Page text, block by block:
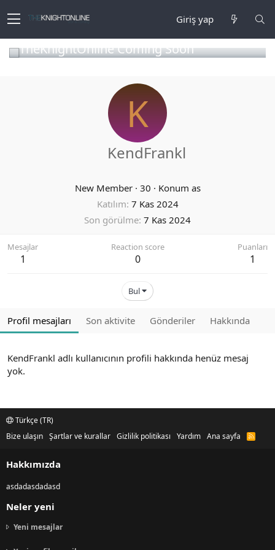
Giriş yap
TheKnightOnline Coming Soon
K
KendFrankl
New Member · 30 · Konum as
Katılım 7 Kas 2024
Son görülme 7 Kas 2024
Mesajlar
1
Reaction score
0
Puanları
1
Bul
Profil mesajları Son aktivite Gönderiler Hakkında
KendFrankl adlı kullanıcının profili hakkında henüz mesaj
yok.
Türkçe (TR)
Bize ulaşın Şartlar ve kurallar Gizlilik politikası Yardım Ana sayfa
R
Hakkımızda
asdadasdadasd
Neler yeni
Yeni mesajlar